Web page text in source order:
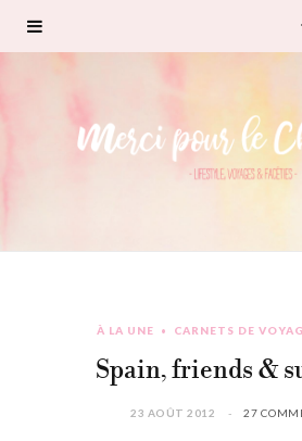
À LA UNE CARNETS DE
Spain, friends &
23 AOÛT 2012 27